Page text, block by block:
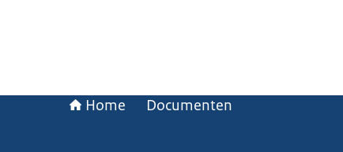
Home Documenten